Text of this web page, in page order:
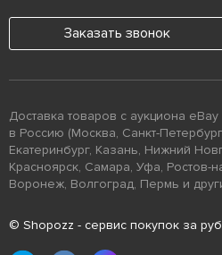
Заказать звонок
Доставка товаров с аукциона
в Россию (Москва, Санкт-
Екатеринбург, Казань, Нижний
Красноярск, Самара, Уфа, Ростов-
Воронеж, Волгоград, Пермь и
© Shopozz - сервис покупок за